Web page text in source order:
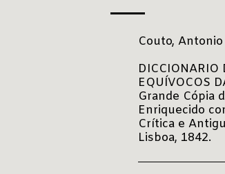
Couto,
DICCIONARIO
EQUÍVOCOS
Grande Cópia
Enriquecido
Crítica e
Lisboa, 1842.